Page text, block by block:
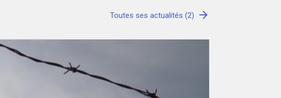
Toutes ses actualités (2) arrow_forward